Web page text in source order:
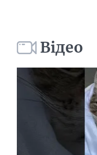
Відео